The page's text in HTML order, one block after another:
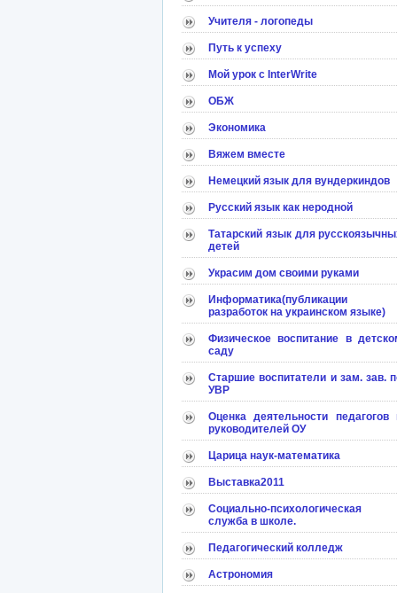
Учителя - логопеды
Путь к успеху
Мой урок с InterWrite
ОБЖ
Экономика
Вяжем вместе
Немецкий язык для вундеркиндов
Русский язык как неродной
Татарский язык для
детей
Украсим дом своими руками
Информатика(публикации
разработок на украинском языке)
Физическое воспитание в
саду
Старшие воспитатели и зам. зав.
УВР
Оценка деятельности педагогов
руководителей ОУ
Царица наук-математика
Выставка2011
Социально-психологическая
служба в школе.
Педагогический колледж
Астрономия